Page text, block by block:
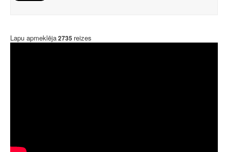
Lapu apmeklēja2735 reizes